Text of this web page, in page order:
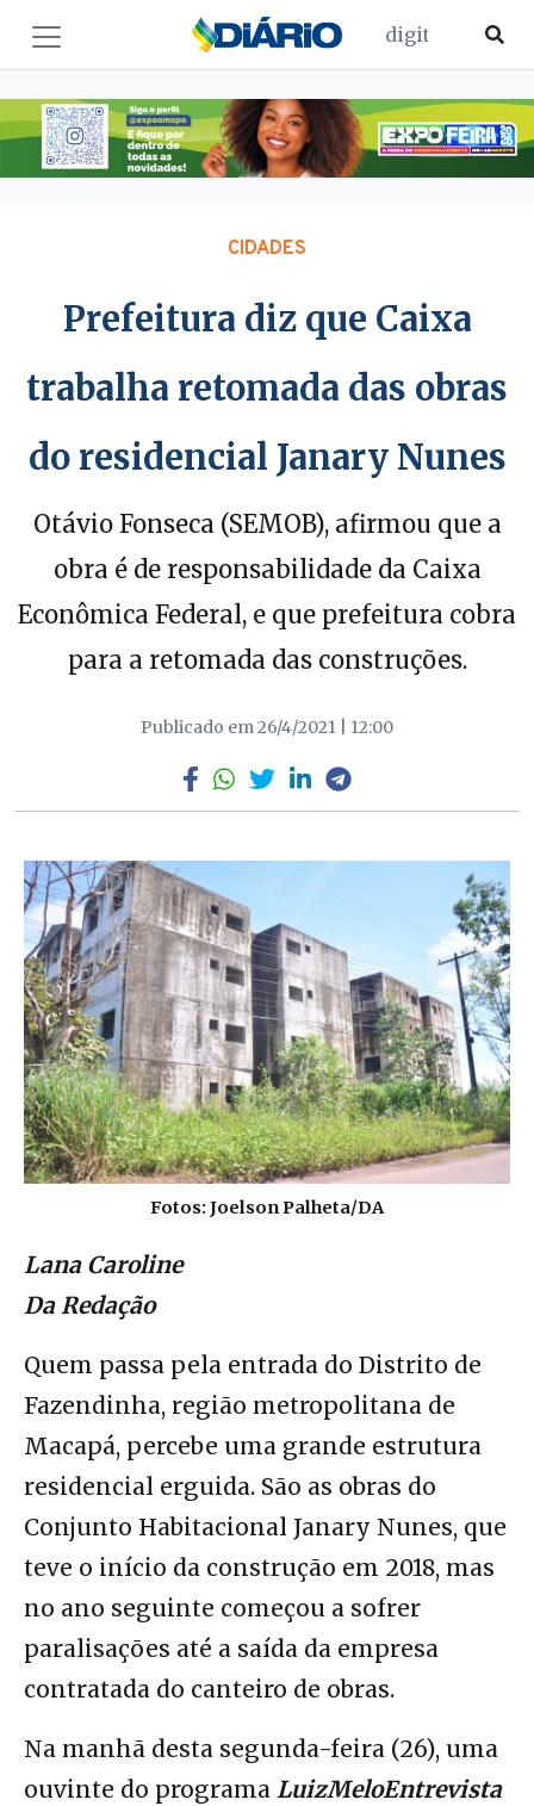
CIDADES
Prefeitura diz que Caixa
trabalha retomada das obras
do residencial Janary Nunes
Otávio Fonseca (SEMOB), afirmou que a
obra é de responsabilidade da Caixa
Econômica Federal, e que prefeitura cobra
para a retomada das construções.
Publicado em 26/4/2021 | 12:00
Fotos: Joelson Palheta/DA
Lana Caroline
Da Redação
Quem passa pela entrada do Distrito de
Fazendinha, região metropolitana de
Macapá, percebe uma grande estrutura
residencial erguida. São as obras do
Conjunto Habitacional Janary Nunes, que
teve o início da construção em 2018, mas
no ano seguinte começou a sofrer
paralisações até a saída da empresa
contratada do canteiro de obras.
Na manhã desta segunda-feira (26), uma
ouvinte do programa LuizMeloEntrevista